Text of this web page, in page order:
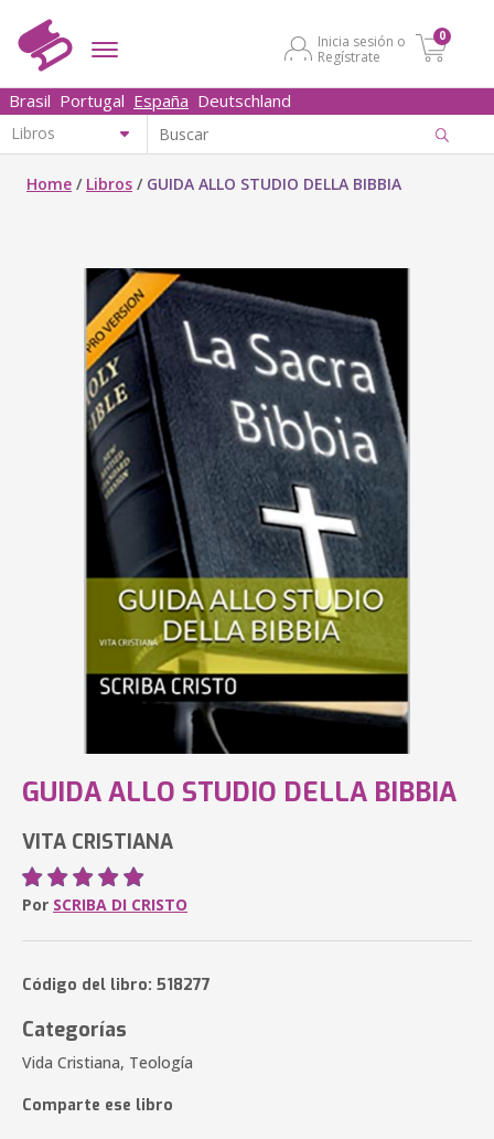
Inicia sesión o
Regístrate
0
Brasil Portugal España Deutschland
Home / Libros / GUIDA ALLO STUDIO DELLA BIBBIA
GUIDA ALLO STUDIO DELLA BIBBIA
VITA CRISTIANA
Por SCRIBA DI CRISTO
Código del libro: 518277
Categorías
Vida Cristiana, Teología
Comparte ese libro